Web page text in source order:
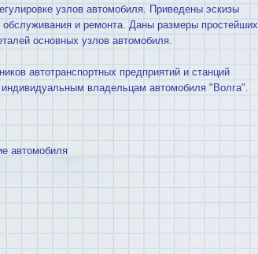
узлов автомобиля. Приведены эскизы
обслуживания и ремонта. Даны размеры простейших
основных узлов автомобиля.
автотранспортных предприятий и станций
владельцам автомобиля "Волга".
автомобиля